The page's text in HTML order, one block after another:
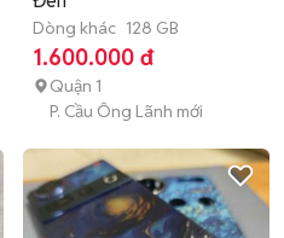
Dòng khác 128 GB
1.600.000 đ
Quận 1
P. Cầu Ông Lãnh mới